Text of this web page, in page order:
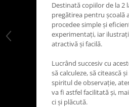
Destinată copiilor de la 2
pregătirea pentru școală
procedee simple și
experimentați, iar
atractivă și facilă.
Lucrând succesiv cu
să calculeze, să citească
spiritul de observație,
va fi astfel facilitată și,
ci și plăcută.